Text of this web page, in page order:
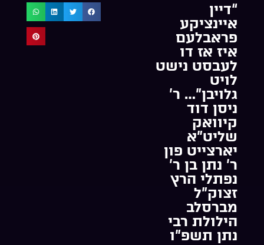
“דיין
איינציקע
פראבלעם
איז אז דו
לעבסט נישט
לויט
גלויבן”… ר’
ניסן דוד
קיוואק
שליט”א
יארצייט פון
ר’ נתן בן ר’
נפתלי הרץ
זצוק”ל
מברסלב
הילולת רבי
נתן תשפ”ו